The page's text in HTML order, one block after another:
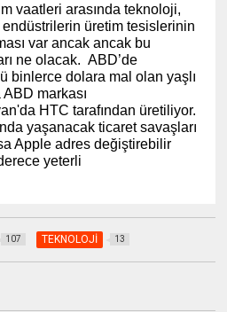
vaatleri arasında teknoloji,
üretim tesislerinin
var ancak ancak bu
ne olacak. ABD’de
binlerce dolara mal olan yaşlı
markası
HTC tarafından üretiliyor.
yaşanacak ticaret savaşları
Apple adres değiştirebilir
yeterli
107 TEKNOLOJİ 13